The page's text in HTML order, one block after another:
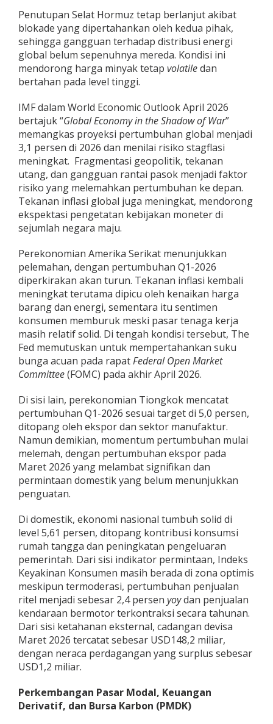
B
e
r
l
a
n
j
t
n
y
a
K
e
i
d
a
k
p
a
t
a
n
K
o
n
d
s
i
G
o
a
l
Penutupan Selat Hormuz tetap berlanjut akibat
blokade yang dipertahankan oleh kedua pihak,
sehingga gangguan terhadap distribusi energi
global belum sepenuhnya mereda. Kondisi ini
mendorong harga minyak tetap volatiledan
bertahan pada level tinggi.
IMF dalam World Economic Outlook April 2026
bertajuk “Global Economy in the Shadow of War”
memangkas proyeksi pertumbuhan global menjadi
3,1 persen di 2026 dan menilai risiko stagflasi
meningkat. Fragmentasi geopolitik, tekanan
utang, dan gangguan rantai pasok menjadi faktor
risiko yang melemahkan pertumbuhan ke depan.
Tekanan inflasi global juga meningkat, mendorong
ekspektasi pengetatan kebijakan moneter di
sejumlah negara maju.
Perekonomian Amerika Serikat menunjukkan
pelemahan, dengan pertumbuhan Q1-2026
diperkirakan akan turun. Tekanan inflasi kembali
meningkat terutama dipicu oleh kenaikan harga
barang dan energi, sementara itu sentimen
konsumen memburuk meski pasar tenaga kerja
masih relatif solid. Di tengah kondisi tersebut, The
Fed memutuskan untuk mempertahankan suku
bunga acuan pada rapatFederal Open Market
Committee(FOMC) pada akhir April 2026.
Di sisi lain, perekonomian Tiongkok mencatat
pertumbuhan Q1-2026 sesuai target di 5,0 persen,
ditopang oleh ekspor dan sektor manufaktur.
Namun demikian, momentum pertumbuhan mulai
melemah, dengan pertumbuhan ekspor pada
Maret 2026 yang melambat signifikan dan
permintaan domestik yang belum menunjukkan
penguatan.
Di domestik, ekonomi nasional tumbuh solid di
level 5,61 persen, ditopang kontribusi konsumsi
rumah tangga dan peningkatan pengeluaran
pemerintah. Dari sisi indikator permintaan, Indeks
Keyakinan Konsumen masih berada di zona optimis
meskipun termoderasi, pertumbuhan penjualan
ritel menjadi sebesar 2,4 persen yoydan penjualan
kendaraan bermotor terkontraksi secara tahunan.
Dari sisi ketahanan eksternal, cadangan devisa
Maret 2026 tercatat sebesar USD148,2 miliar,
dengan neraca perdagangan yang surplus sebesar
USD1,2 miliar.
Perkembangan Pasar Modal, Keuangan
Derivatif, dan Bursa Karbon (PMDK)